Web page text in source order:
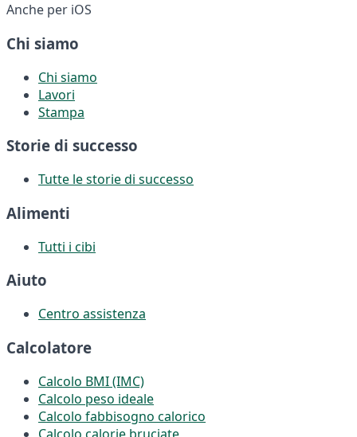
Anche per iOS
Chi siamo
Chi siamo
Lavori
Stampa
Storie di successo
Tutte le storie di successo
Alimenti
Tutti i cibi
Aiuto
Centro assistenza
Calcolatore
Calcolo BMI (IMC)
Calcolo peso ideale
Calcolo fabbisogno calorico
Calcolo calorie bruciate